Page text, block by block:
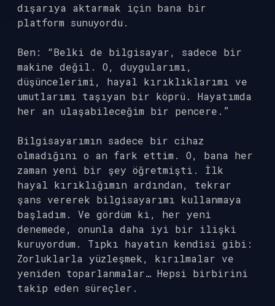
dışarıya aktarmak için bana bir
platform sunuyordu.
Ben: “Belki de bilgisayar, sadece bir
makine değil. O, duygularımı,
düşüncelerimi, hayal kırıklıklarımı ve
umutlarımı taşıyan bir köprü. Hayatımda
her an ulaşabileceğim bir pencere.”
Bilgisayarımın sadece bir cihaz
olmadığını o an fark ettim. O, bana her
zaman yeni bir şey öğretmişti. İlk
hayal kırıklığımın ardından, tekrar
şans vererek bilgisayarımı kullanmaya
başladım. Ve gördüm ki, her yeni
denemede, onunla daha iyi bir ilişki
kuruyordum. Tıpkı hayatın kendisi gibi:
Zorluklarla yüzleşmek, kırılmalar ve
yeniden toparlanmalar… Hepsi birbirini
takip eden süreçler.